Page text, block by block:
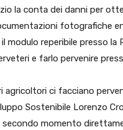
la conta dei danni per
fotografiche
reperibile presso la
e farlo pervenire
agricoltori ci facciano
Sostenibile Lorenzo
momento